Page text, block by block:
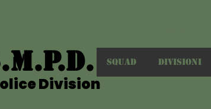
Division
Division
SQUAD DIVISIONI